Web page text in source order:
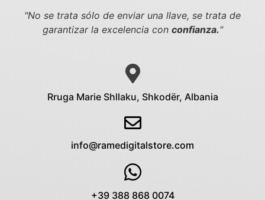
"No se trata sólo de enviar una llave, se trata de
garantizar la excelencia con confianza."
Rruga Marie Shllaku, Shkodër, Albania
info@ramedigitalstore.com
+39 388 868 0074